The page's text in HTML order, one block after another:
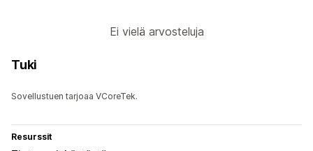
Ei vielä arvosteluja
Tuki
Sovellustuen tarjoaa VCoreTek.
Resurssit